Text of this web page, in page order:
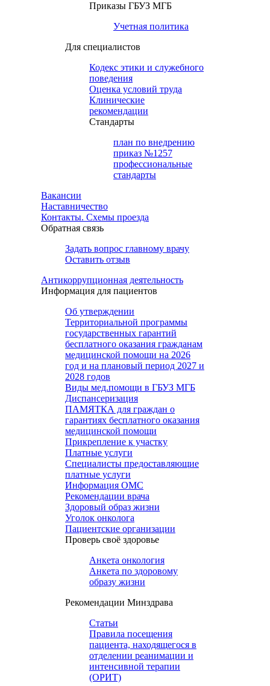
Приказы ГБУЗ МГБ
Учетная политика
Для специалистов
Кодекс этики и служебного
поведения
Оценка условий труда
Клинические
рекомендации
Cтандарты
план по внедрению
приказ №1257
профессиональные
стандарты
Вакансии
Наставничество
Контакты. Схемы проезда
Обратная связь
Задать вопрос главному врачу
Оставить отзыв
Антикоррупционная деятельность
Информация для пациентов
Об утверждении
Территориальной программы
государственных гарантий
бесплатного оказания гражданам
медицинской помощи на 2026
год и на плановый период 2027 и
2028 годов
Виды мед.помощи в ГБУЗ МГБ
Диспансеризация
ПАМЯТКА для граждан о
гарантиях бесплатного оказания
медицинской помощи
Прикрепление к участку
Платные услуги
Специалисты предоставляющие
платные услуги
Информация ОМС
Рекомендации врача
Здоровый образ жизни
Уголок онколога
Пациентские организации
Проверь своё здоровье
Анкета онкология
Анкета по здоровому
образу жизни
Рекомендации Минздрава
Статьи
Правила посещения
пациента, находящегося в
отделении реанимации и
интенсивной терапии
(ОРИТ)